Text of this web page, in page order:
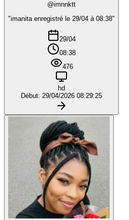
@imnnktt
"imanita enregistré le 29/04 à 08:38"
29/04
08:38
476
hd
Début: 29/04/2026 08:29:25